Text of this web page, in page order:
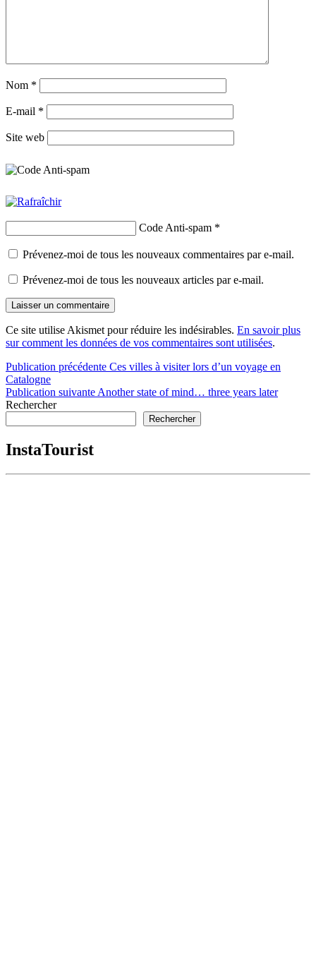
Nom *
E-mail *
Site web
Code Anti-spam *
Prévenez-moi de tous les nouveaux commentaires par e-mail.
Prévenez-moi de tous les nouveaux articles par e-mail.
Ce site utilise Akismet pour réduire les indésirables. En savoir plus
sur comment les données de vos commentaires sont utilisées.
Navigation
de
l’article
Publication précédente Ces villes à visiter lors d’un voyage en
Catalogne
Publication suivante Another state of mind… three years later
Rechercher
Rechercher
InstaTourist